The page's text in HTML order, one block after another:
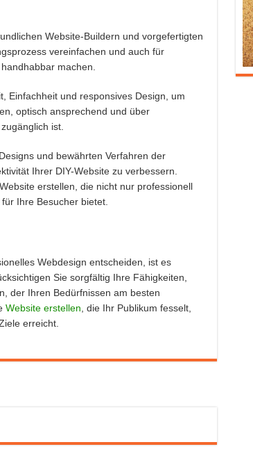
Website-Buildern und vorgefertigten
vereinfachen und auch für
machen.
Einfachheit und responsives Design, um
optisch ansprechend und über
ist.
und bewährten Verfahren der
Ihrer DIY-Website zu verbessern.
erstellen, die nicht nur professionell
Ihre Besucher bietet.
Webdesign entscheiden, ist es
Sie sorgfältig Ihre Fähigkeiten,
der Ihren Bedürfnissen am besten
Website erstellen, die Ihr Publikum fesselt,
erreicht.